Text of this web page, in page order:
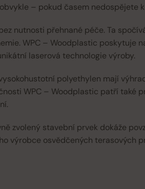
– pokud časem nedospějete
nutnosti přehnané péče. Ta
WPC – Woodplastic poskytuje
laserová technologie výroby.
polyethylen mají
WPC – Woodplastic patří také
zvolený stavební prvek dokáže
osvědčených terasových